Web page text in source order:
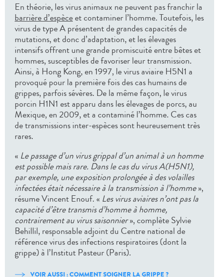
En théorie, les virus animaux ne peuvent pas franchir la
barrière d’espèceet contaminer l’homme. Toutefois, les
virus de type A présentent de grandes capacités de
mutations, et donc d’adaptation, et les élevages
intensifs offrent une grande promiscuité entre bêtes et
hommes, susceptibles de favoriser leur transmission.
Ainsi, à Hong Kong, en 1997, le virus aviaire H5N1 a
provoqué pour la première fois des cas humains de
grippes, parfois sévères. De la même façon, le virus
porcin H1N1 est apparu dans les élevages de porcs, au
Mexique, en 2009, et a contaminé l’homme. Ces cas
de transmissions inter-espèces sont heureusement très
rares.
« Le passage d’un virus grippal d’un animal à un homme
est possible mais rare. Dans le cas du virus A(H5N1),
par exemple, une exposition prolongée à des volailles
infectées était nécessaire à la transmission à l’homme»,
résume Vincent Enouf. « Les virus aviaires n’ont pas la
capacité d’être transmis d’homme à homme,
contrairement au virus saisonnier», complète Sylvie
Behillil, responsable adjoint du Centre national de
référence virus des infections respiratoires (dont la
grippe) à l’Institut Pasteur (Paris).
VOIR AUSSI : COMMENT SOIGNER LA GRIPPE ?